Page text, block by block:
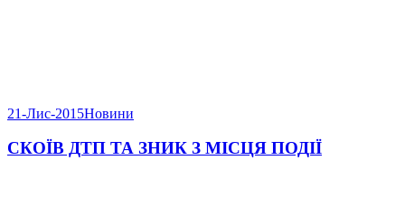
21-Лис-2015Новини
СКОЇВ ДТП ТА ЗНИК З МІСЦЯ ПОДІЇ